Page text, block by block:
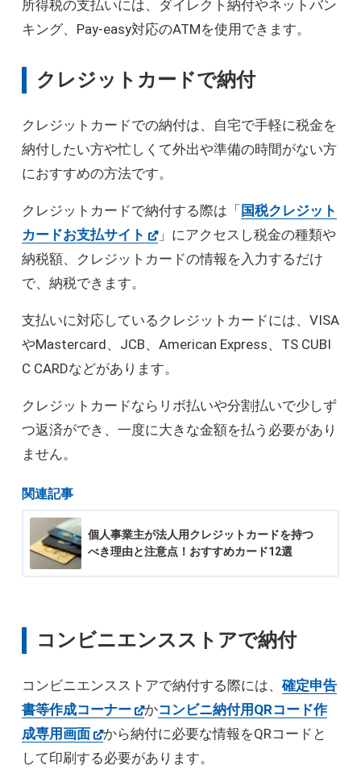
所得税の支払いには、ダイレクト納付やネットバン
キング、Pay-easy対応のATMを使用できます。
クレジットカードで納付
クレジットカードでの納付は、自宅で手軽に税金を
納付したい方や忙しくて外出や準備の時間がない方
におすすめの方法です。
クレジットカードで納付する際は「 国税クレジット
カードお支払サイト
」にアクセスし税金の種類や
納税額、クレジットカードの情報を入力するだけ
で、納税できます。
支払いに対応しているクレジットカードには、VISA
やMastercard、JCB、American Express、TS CUBI
C CARDなどがあります。
クレジットカードならリボ払いや分割払いで少しず
つ返済ができ、一度に大きな金額を払う必要があり
ません。
関連記事
個人事業主が法人用クレジットカードを持つ
べき理由と注意点！おすすめカード12選
コンビニエンスストアで納付
コンビニエンスストアで納付する際には、 確定申告
書等作成コーナー
かコンビニ納付用QRコード作
成専用画面
から納付に必要な情報をQRコードと
して印刷する必要があります。